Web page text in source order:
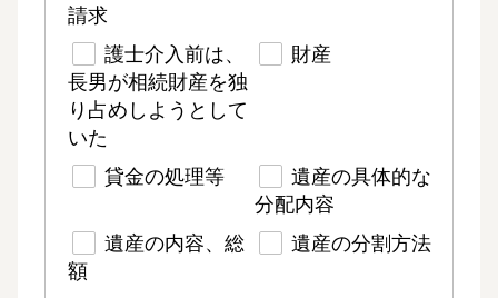
請求
護士介入前は、
長男が相続財産を独
り占めしようとして
いた
財産
貸金の処理等
遺産の具体的な
分配内容
遺産の内容、総
額
遺産の分割方法